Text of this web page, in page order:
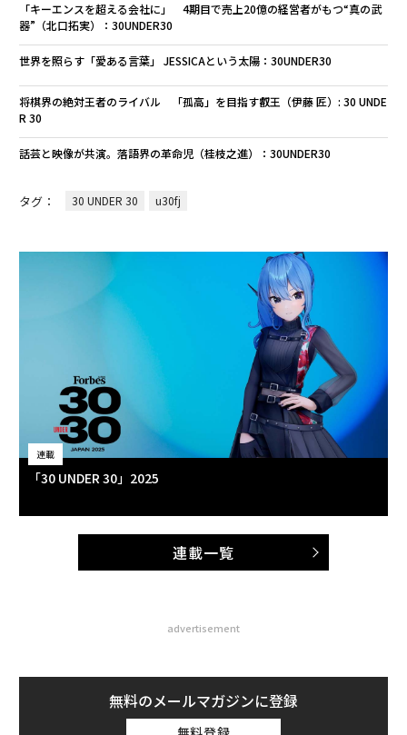
「キーエンスを超える会社に」 4期目で売上20億の経営者がもつ“真の武
器”（北口拓実）：30UNDER30
世界を照らす「愛ある言葉」 JESSICAという太陽：30UNDER30
将棋界の絶対王者のライバル 「孤高」を目指す叡王（伊藤 匠）: 30 UNDE
R 30
話芸と映像が共演。落語界の革命児（桂枝之進）：30UNDER30
タグ： 30 UNDER 30 u30fj
連載
「30 UNDER 30」2025
連載一覧
advertisement
無料のメールマガジンに登録